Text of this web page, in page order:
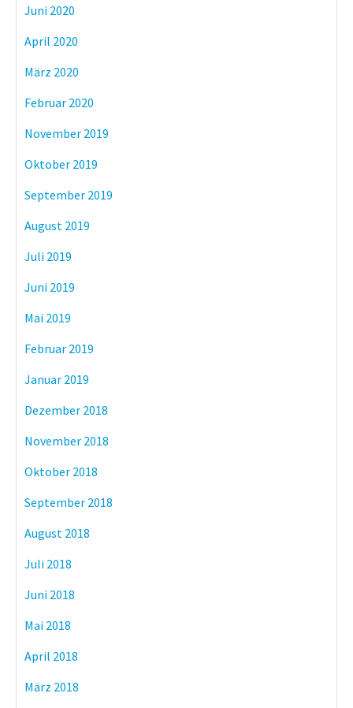
Juni 2020
April 2020
März 2020
Februar 2020
November 2019
Oktober 2019
September 2019
August 2019
Juli 2019
Juni 2019
Mai 2019
Februar 2019
Januar 2019
Dezember 2018
November 2018
Oktober 2018
September 2018
August 2018
Juli 2018
Juni 2018
Mai 2018
April 2018
März 2018